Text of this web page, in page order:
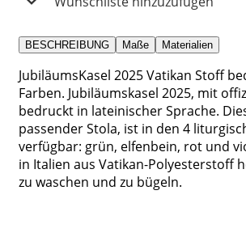
BESCHREIBUNG Maße Materialien
JubiläumsKasel 2025 Vatikan Stoff
Farben. Jubiläumskasel 2025, mit
bedruckt in lateinischer Sprache.
passender Stola, ist in den 4
verfügbar: grün, elfenbein, rot und
in Italien aus Vatikan-Polyesterstoff
zu waschen und zu bügeln.